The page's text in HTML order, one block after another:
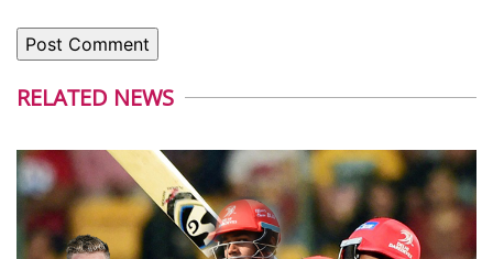
RELATED NEWS